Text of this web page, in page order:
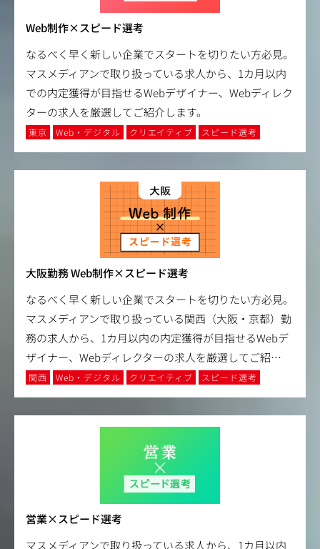
Web制作×スピード選考
なるべく早く新しい企業でスタートを切りたい方必見。
マスメディアンで取り扱っている求人から、1カ月以内
での内定獲得が目指せるWebデザイナー、Webディレク
ターの求人を厳選してご紹介します。
東京 Web・デジタル クリエイティブ スピード選考
大阪勤務 Web制作×スピード選考
なるべく早く新しい企業でスタートを切りたい方必見。
マスメディアンで取り扱っている関西（大阪・京都）勤
務の求人から、1カ月以内の内定獲得が目指せるWebデ
ザイナー、Webディレクターの求人を厳選してご紹…
関西 Web・デジタル クリエイティブ スピード選考
営業×スピード選考
マスメディアンで取り扱っている求人から、1カ月以内